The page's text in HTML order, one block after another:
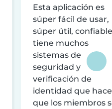
Esta aplicación es
súper fácil de usar,
súper útil,
tiene muchos
sistemas de
seguridad y
verificación de
identidad que
que los miembros